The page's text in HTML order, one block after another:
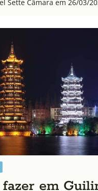
Sette Câmara em 26/03/
em